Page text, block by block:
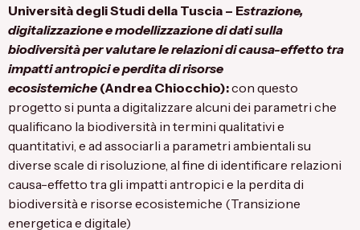
Università degli Studi della Tuscia – Estrazione,
digitalizzazione e modellizzazione di dati sulla
biodiversità per valutare le relazioni di causa-effetto tra
impatti antropici e perdita di risorse
ecosistemiche (Andrea Chiocchio):con questo
progetto si punta a digitalizzare alcuni dei parametri che
qualificano la biodiversità in termini qualitativi e
quantitativi, e ad associarli a parametri ambientali su
diverse scale di risoluzione, al fine di identificare relazioni
causa-effetto tra gli impatti antropici e la perdita di
biodiversità e risorse ecosistemiche (Transizione
energetica e digitale)